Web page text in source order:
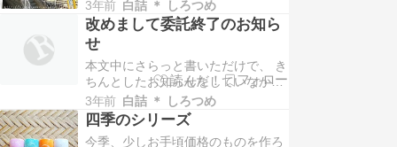
らい下半期の記憶が怪しい…… 8月
いっぱ…
週末にて終了。 店頭でのお取り扱い
は、 月・火の定休日を挟んで残り2
日間です。 そんな差し迫った（？）
時期ですが、 やはり委託終了前に一
度ご挨拶がしたかったので、 …
3年前 白詰 ＊ しろつめ
改めまして委託終了のお知ら
せ
本文中にさらっと書いただけで、 き
ちんとしたお知らせをしていなかっ
たので。 改めまして。 長らくお世
話になっておりました、 松陰神社通
り商店街のchambrette雑貨洋品店様
3年前 白詰 ＊ しろつめ
四季のシリーズ
今季、少しお手頃価格のものを作ろ